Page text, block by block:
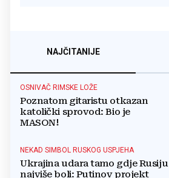
NAJČITANIJE
OSNIVAČ RIMSKE LOŽE
Poznatom gitaristu otkazan
katolički sprovod: Bio je
MASON!
NEKAD SIMBOL RUSKOG USPJEHA
Ukrajina udara tamo gdje Rusiju
najviše boli: Putinov projekt